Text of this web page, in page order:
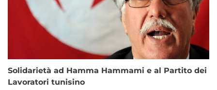
Solidarietà ad Hamma Hammami e al Partito dei
Lavoratori tunisino